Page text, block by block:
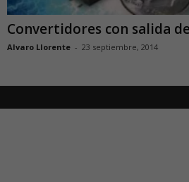
Convertidores con salida
Alvaro Llorente - 23 septiembre, 2014